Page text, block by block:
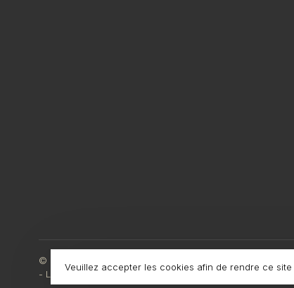
© Copyright 2026 Boutique L'Enfantillon
- L'Enfantillon scores a 4.7/ 5out of 142 évaluations at
Veuillez accepter les cookies afin de rendre ce